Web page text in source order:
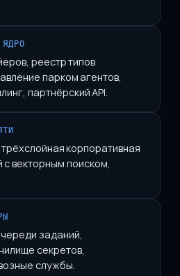
реестр типов
парком агентов,
партнёрский API.
корпоративная
с векторным поиском,
заданий,
секретов,
службы.